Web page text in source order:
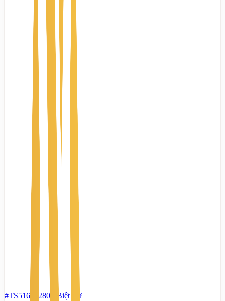
#TS51673280
Biệt thự